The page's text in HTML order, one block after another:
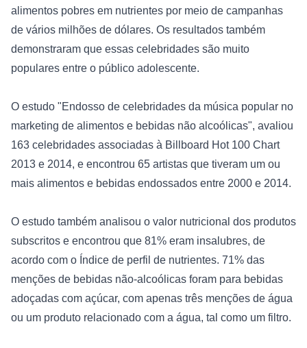
alimentos pobres em nutrientes por meio de campanhas
de vários milhões de dólares. Os resultados também
demonstraram que essas celebridades são muito
populares entre o público adolescente.
O estudo "Endosso de celebridades da música popular no
marketing de alimentos e bebidas não alcoólicas", avaliou
163 celebridades associadas à Billboard Hot 100 Chart
2013 e 2014, e encontrou 65 artistas que tiveram um ou
mais alimentos e bebidas endossados entre 2000 e 2014.
O estudo também analisou o valor nutricional dos produtos
subscritos e encontrou que 81% eram insalubres, de
acordo com o Índice de perfil de nutrientes. 71% das
menções de bebidas não-alcoólicas foram para bebidas
adoçadas com açúcar, com apenas três menções de água
ou um produto relacionado com a água, tal como um filtro.